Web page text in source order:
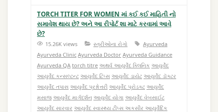
TORCH TITER FOR WOMEN માં કઈ કઈ માહિતી નો
સમાવેશ થાય છે? અને આ રીપોર્ટ શા માટે કરવામાં આવે
છે?
15.26K views સ્ત્રીઓના રોગો
Ayurveda
Ayurveda Clinic Ayurveda Doctor Ayurveda Guidance
Ayurveda QA torch titre અથર્વ આયુર્વેદ ક્લિનિક આયુર્વેદ
આયુર્વેદ કન્સલ્ટન્ટ આયુર્વેદ ટિપ્સ આયુર્વેદ ડાયેટ આયુર્વેદ ડૉક્ટર
આયુર્વેદ તપાસ આયુર્વેદ પ્રશ્નોત્તરી આયુર્વેદ પ્રોડક્ટ આયુર્વેદ
મસાજ આયુર્વેદ માર્ગદર્શન આયુર્વેદ યોગા આયુર્વેદ વેબસાઈટ
આયુર્વેદ સારવાર આયુર્વેદ સ્વાસ્થ્ય ટીપ્સ અકસીર આયુર્વેદિક